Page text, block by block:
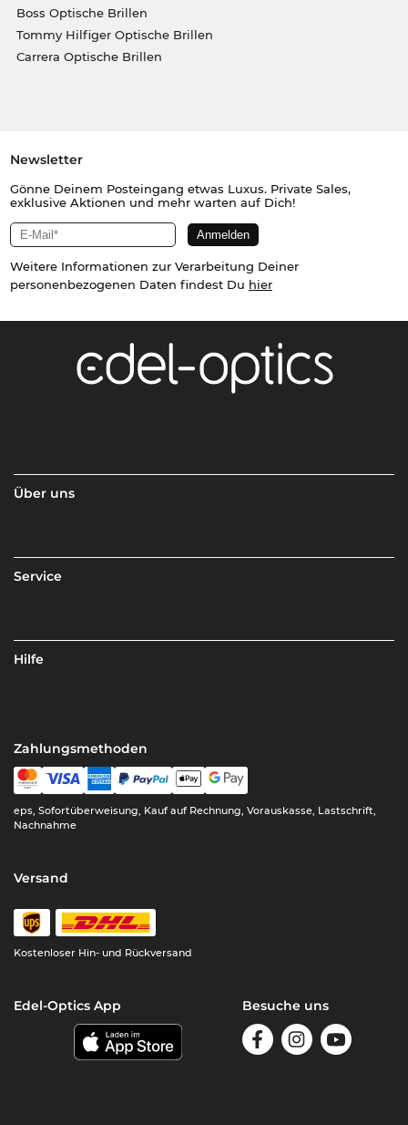
Boss Optische Brillen
Tommy Hilfiger Optische Brillen
Carrera Optische Brillen
Newsletter
Gönne Deinem Posteingang etwas Luxus. Private Sales,
exklusive Aktionen und mehr warten auf Dich!
Weitere Informationen zur Verarbeitung Deiner
personenbezogenen Daten findest Du hier
Über uns
Service
Hilfe
Zahlungsmethoden
eps, Sofortüberweisung, Kauf auf Rechnung, Vorauskasse, Lastschrift,
Nachnahme
Versand
Kostenloser Hin- und Rückversand
Edel-Optics App Besuche uns